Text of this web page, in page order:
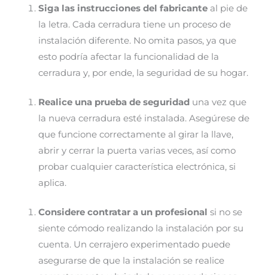
Siga las instrucciones del fabricanteal pie de
la letra. Cada cerradura tiene un proceso de
instalación diferente. No omita pasos, ya que
esto podría afectar la funcionalidad de la
cerradura y, por ende, la seguridad de su hogar.
Realice una prueba de seguridaduna vez que
la nueva cerradura esté instalada. Asegúrese de
que funcione correctamente al girar la llave,
abrir y cerrar la puerta varias veces, así como
probar cualquier característica electrónica, si
aplica.
Considere contratar a un profesional si no se
siente cómodo realizando la instalación por su
cuenta. Un cerrajero experimentado puede
asegurarse de que la instalación se realice